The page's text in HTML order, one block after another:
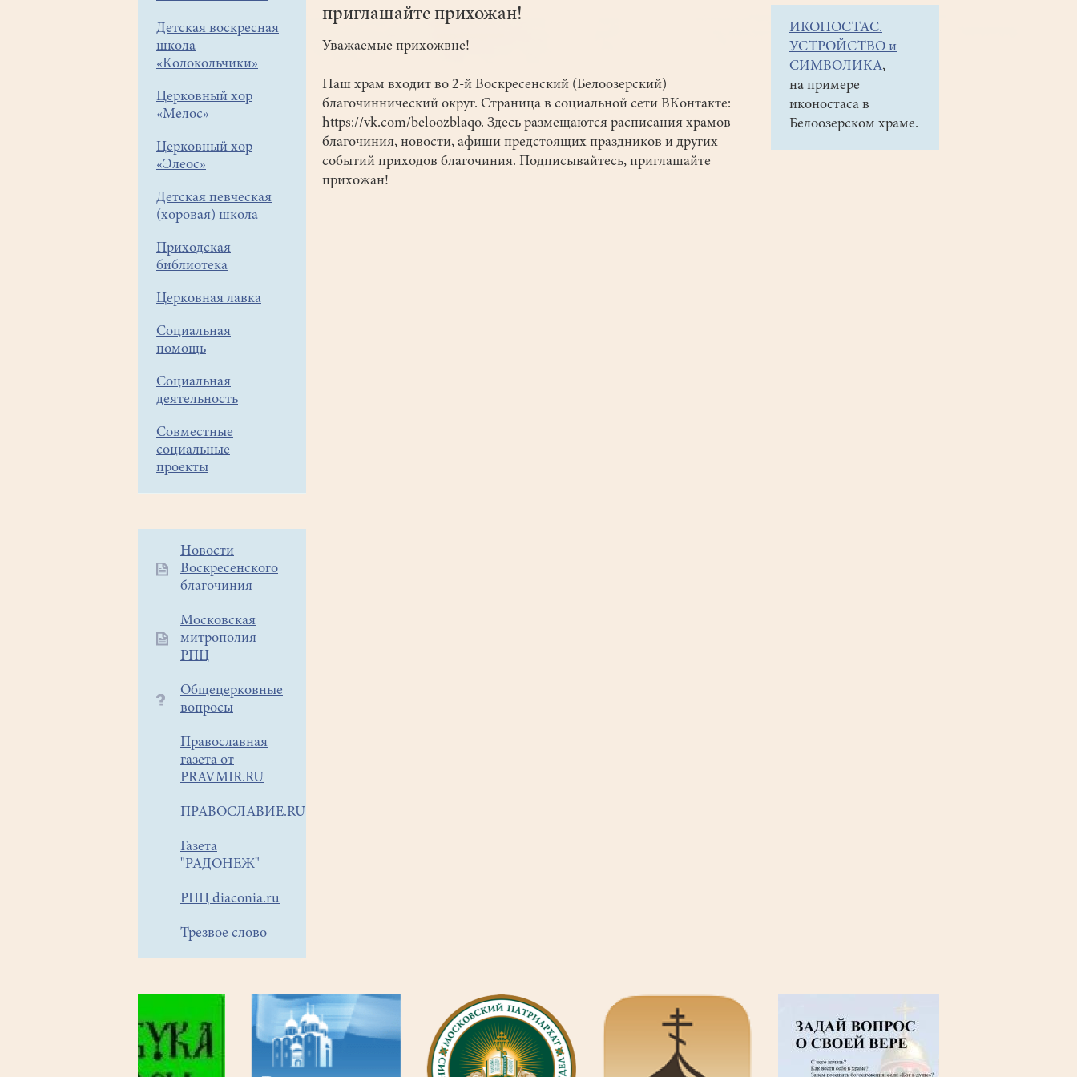
Детская воскресная
школа
«Колокольчики»
Церковный хор
«Мелос»
Церковный хор
«Элеос»
Детская певческая
(хоровая) школа
Приходская
библиотека
Церковная лавка
Социальная
помощь
Социальная
деятельность
Совместные
социальные
проекты
Дополнительное
меню
Новости
Воскресенского
благочиния
Московская
митрополия
РПЦ
Общецерковные
вопросы
Православная
газета от
PRAVMIR.RU
ПРАВОСЛАВИЕ.RU
Газета
"РАДОНЕЖ"
РПЦ diaconia.ru
Трезвое слово
приглашайте прихожан!
Уважаемые прихожвне!
Наш храм входит во 2-й Воскресенский (Белоозерский)
благочиннический округ. Страница в социальной сети ВКонтакте:
https://vk.com/beloozblaqo. Здесь размещаются расписания храмов
благочиния, новости, афиши предстоящих праздников и других
событий приходов благочиния. Подписывайтесь, приглашайте
прихожан!
ИКОНОСТАС.
УСТРОЙСТВО и
СИМВОЛИКА,
на примере
иконостаса в
Белоозерском храме.